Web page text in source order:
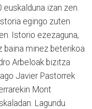
izan zen.
egingo zuten
Istorio ezezaguna,
baina minez beterikoa
Arbeloak bizitza
Javier Pastorrek
Mont
Lagundu